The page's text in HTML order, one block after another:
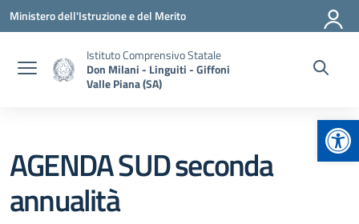
Vai ai contenuti
Vai al menu di navigazione
Vai al footer
Ministero dell'Istruzione e del Merito
Istituto Comprensivo Statale
Don Milani - Linguiti - Giffoni
Valle Piana (SA)
AGENDA SUD seconda
annualità